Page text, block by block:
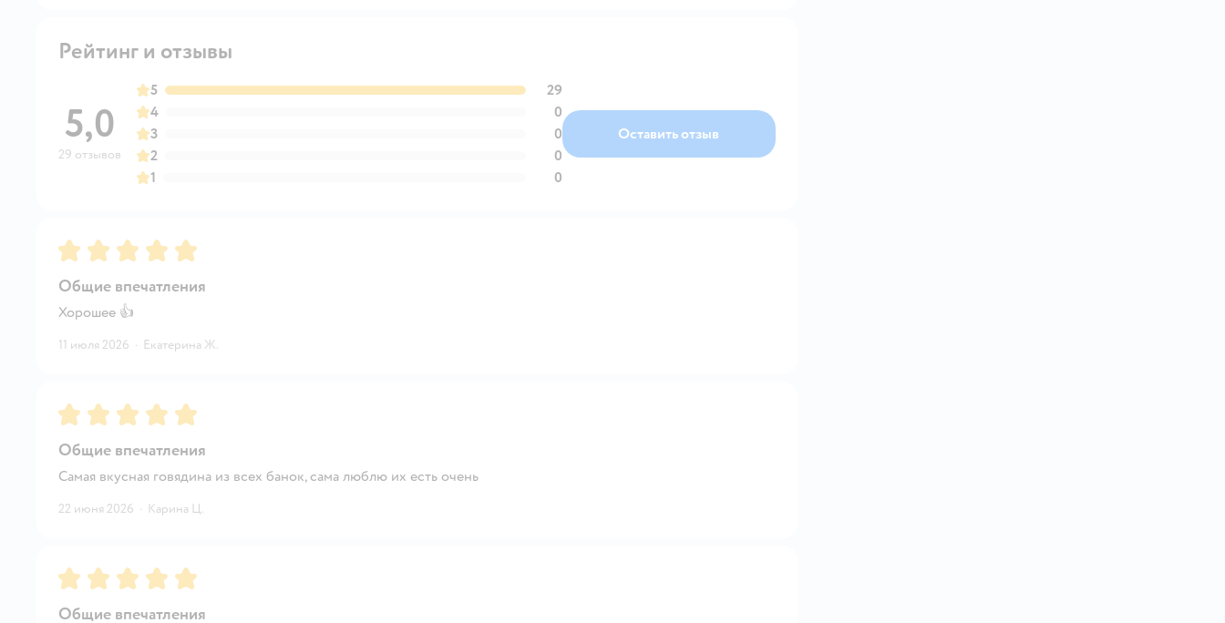
Рейтинг и отзывы
5,0
29 отзывов
5
29
4
0
3
0
2
0
1
0
Оставить отзыв
Рейтинг:5
Общие впечатления
Хорошее 👍
11 июля 2026 · Екатерина Ж.
Рейтинг:5
Общие впечатления
Самая вкусная говядина из всех банок, сама люблю их есть очень
22 июня 2026 · Карина Ц.
Рейтинг:5
Общие впечатления